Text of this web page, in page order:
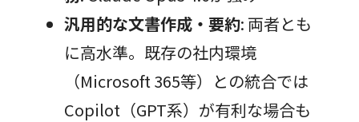
汎用的な文書作成・要約: 両者とも
に高水準。既存の社内環境
（Microsoft 365等）との統合では
Copilot（GPT系）が有利な場合も